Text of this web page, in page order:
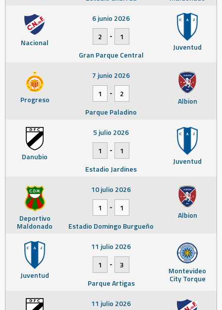
Nacional Juventud
6 junio 2026
2
-
1
Gran Parque Central
Progreso Albion
7 junio 2026
1
-
2
Parque Paladino
Danubio Juventud
5 julio 2026
1
-
1
Estadio Jardines
Deportivo
Maldonado
Albion
10 julio 2026
1
-
1
Estadio Domingo Burgueño
Juventud Montevideo
City Torque
11 julio 2026
1
-
3
Parque Artigas
11 julio 2026